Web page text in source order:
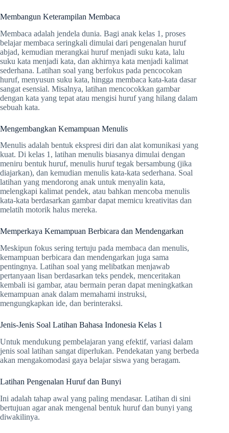
Membangun Keterampilan Membaca
Membaca adalah jendela dunia. Bagi anak kelas 1, proses
belajar membaca seringkali dimulai dari pengenalan huruf
abjad, kemudian merangkai huruf menjadi suku kata, lalu
suku kata menjadi kata, dan akhirnya kata menjadi kalimat
sederhana. Latihan soal yang berfokus pada pencocokan
huruf, menyusun suku kata, hingga membaca kata-kata dasar
sangat esensial. Misalnya, latihan mencocokkan gambar
dengan kata yang tepat atau mengisi huruf yang hilang dalam
sebuah kata.
Mengembangkan Kemampuan Menulis
Menulis adalah bentuk ekspresi diri dan alat komunikasi yang
kuat. Di kelas 1, latihan menulis biasanya dimulai dengan
meniru bentuk huruf, menulis huruf tegak bersambung (jika
diajarkan), dan kemudian menulis kata-kata sederhana. Soal
latihan yang mendorong anak untuk menyalin kata,
melengkapi kalimat pendek, atau bahkan mencoba menulis
kata-kata berdasarkan gambar dapat memicu kreativitas dan
melatih motorik halus mereka.
Memperkaya Kemampuan Berbicara dan Mendengarkan
Meskipun fokus sering tertuju pada membaca dan menulis,
kemampuan berbicara dan mendengarkan juga sama
pentingnya. Latihan soal yang melibatkan menjawab
pertanyaan lisan berdasarkan teks pendek, menceritakan
kembali isi gambar, atau bermain peran dapat meningkatkan
kemampuan anak dalam memahami instruksi,
mengungkapkan ide, dan berinteraksi.
Jenis-Jenis Soal Latihan Bahasa Indonesia Kelas 1
Untuk mendukung pembelajaran yang efektif, variasi dalam
jenis soal latihan sangat diperlukan. Pendekatan yang berbeda
akan mengakomodasi gaya belajar siswa yang beragam.
Latihan Pengenalan Huruf dan Bunyi
Ini adalah tahap awal yang paling mendasar. Latihan di sini
bertujuan agar anak mengenal bentuk huruf dan bunyi yang
diwakilinya.